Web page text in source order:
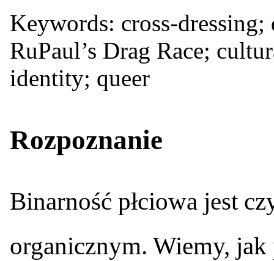
Keywords: cross-
RuPaul’s Drag Race;
identity; queer
Rozpoznanie
Binarność płciowa jest
organicznym. Wiemy,